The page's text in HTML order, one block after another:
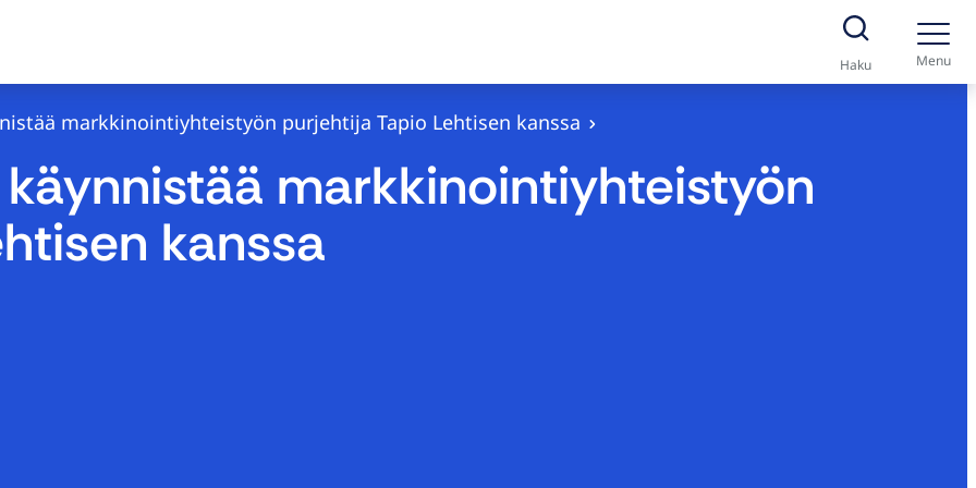
Haku Menu
markkinointiyhteistyön purjehtija Tapio Lehtisen kanssa
markkinointiyhteistyön
kanssa